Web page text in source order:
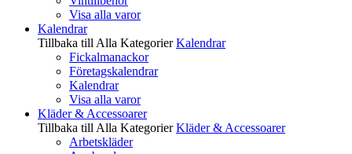
Visa alla varor
Kalendrar
Tillbaka till Alla Kategorier Kalendrar
Fickalmanackor
Företagskalendrar
Kalendrar
Visa alla varor
Kläder & Accessoarer
Tillbaka till Alla Kategorier Kläder & Accessoarer
Arbetskläder